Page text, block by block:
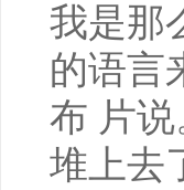
我是那
的语言
布 片
堆上去